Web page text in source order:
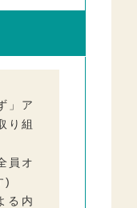
」ア
り組
員オ
)
る内